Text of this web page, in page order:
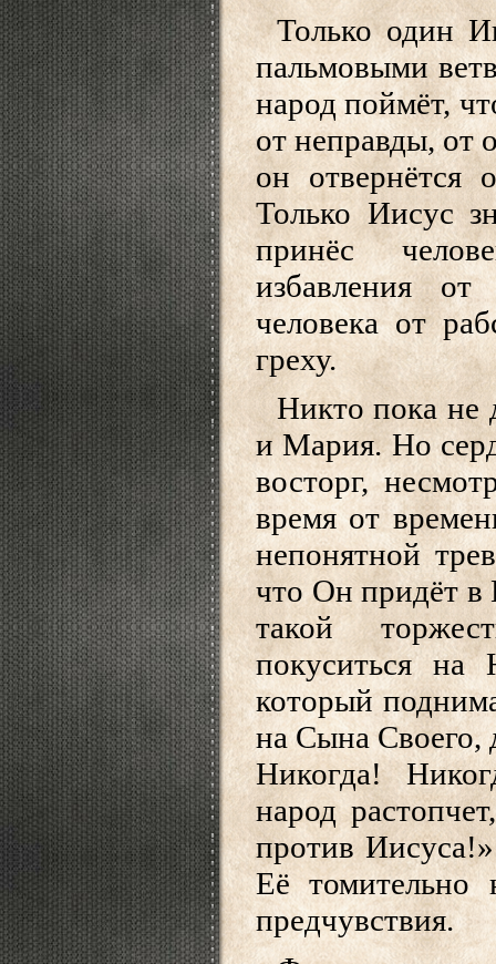
Только один
пальмовыми
народ поймёт,
от неправды, от
он отвернётся
Только Иисус
принёс
избавления
человека от
греху.
Никто пока не
и Мария. Но
восторг,
время от
непонятной
что Он придёт в
такой
покуситься на
который
на Сына Своего,
Никогда!
народ
против
Её томительно
предчувствия.